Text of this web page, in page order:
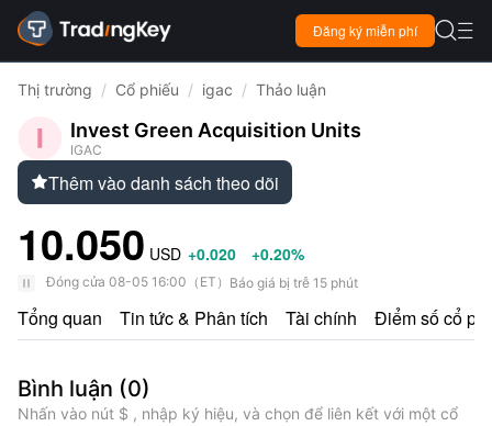
Đăng ký miễn phí  
Thị trường / Cổ phiếu / igac / Thảo luận
Invest Green Acquisition Units
IGAC
Thêm vào danh sách theo dõi
10.050 USD +0.020 +0.20%
Đóng cửa 08-05 16:00 （ ET ） Báo giá bị trễ 15 phút
Tổng quan Tin tức & Phân tích Tài chính Điểm số cổ
Bình luận (0)
Nhấn vào nút $ , nhập ký hiệu, và chọn để liên kết với một cổ